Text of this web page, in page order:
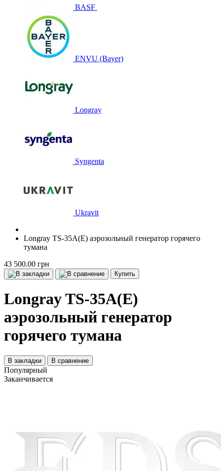
BASF
ENVU (Bayer)
Longray
Syngenta
Ukravit
Longray TS-35A(E) аэрозольный генератор горячего
тумана
43 500.00 грн
Купить
Longray TS-35A(E)
аэрозольный генератор
горячего тумана
В закладки В сравнение
Популярный
Заканчивается